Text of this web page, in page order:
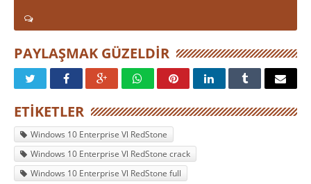
PAYLAŞMAK GÜZELDIR
ETIKETLER
Windows 10 Enterprise Vl RedStone
Windows 10 Enterprise Vl RedStone crack
Windows 10 Enterprise Vl RedStone full